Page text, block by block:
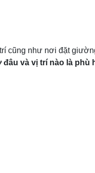
cũng như nơi đặt
và vị trí nào là phù